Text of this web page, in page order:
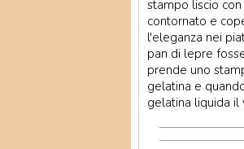
stampo liscio
contornato e
l'eleganza nei
pan di lepre
prende uno
gelatina e
gelatina liquida il